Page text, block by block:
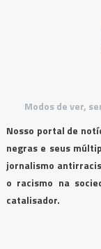
Modos de ver,
Nosso portal de
negras e seus
jornalismo
o racismo na
catalisador.